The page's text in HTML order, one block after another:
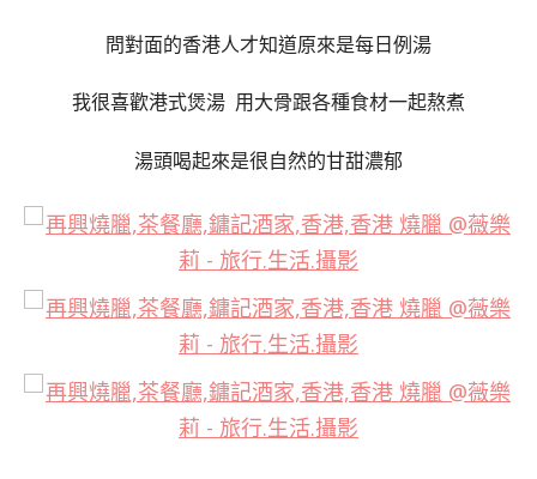
問對面的香港人才知道原來是每日例湯
我很喜歡港式煲湯 用大骨跟各種食材一起熬煮
湯頭喝起來是很自然的甘甜濃郁